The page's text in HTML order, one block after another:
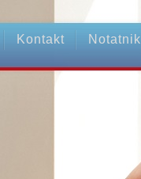
Kontakt Notatnik